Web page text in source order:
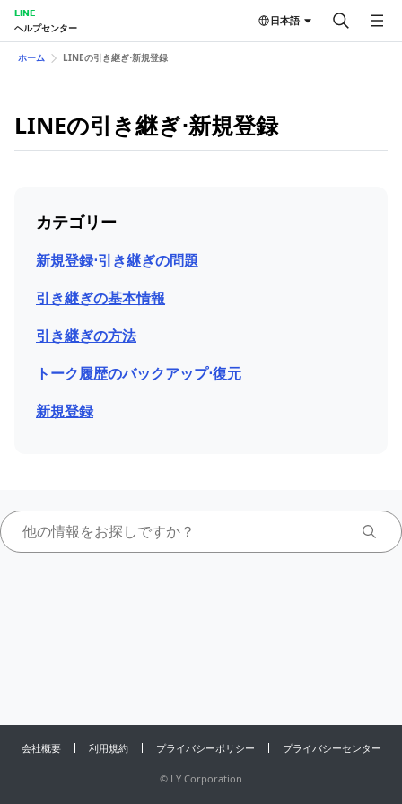
LINE
ヘルプセンター
日本語
ホーム LINEの引き継ぎ⋅新規登録
LINEの引き継ぎ⋅新規登録
カテゴリー
新規登録⋅引き継ぎの問題
引き継ぎの基本情報
引き継ぎの方法
トーク履歴のバックアップ⋅復元
新規登録
会社概要 利用規約 プライバシーポリシー プライバシーセンター
© LY Corporation